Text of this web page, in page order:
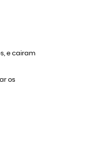
e cairam
os